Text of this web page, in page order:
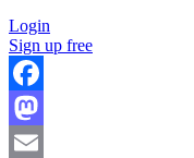
Login
Sign up free
Facebook
Mastodon